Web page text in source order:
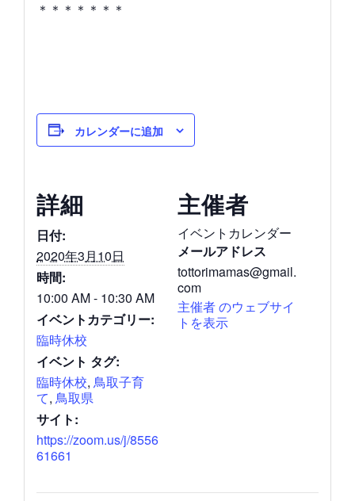
＊＊＊＊＊＊＊
カレンダーに追加
詳細
日付:
2020年3月10日
時間:
10:00 AM - 10:30 AM
イベントカテゴリー:
臨時休校
イベント タグ:
臨時休校, 鳥取子育
て, 鳥取県
サイト:
https://zoom.us/j/8556
61661
主催者
イベントカレンダー
メールアドレス
tottorimamas@gmail.
com
主催者 のウェブサイ
トを表示